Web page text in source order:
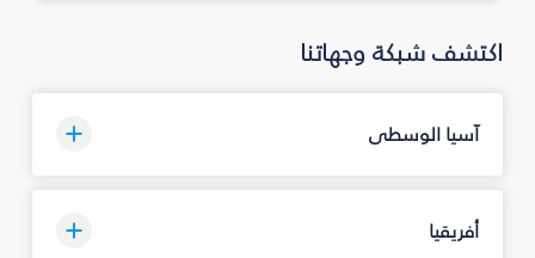
اكتشف شبكة وجهاتنا
آسيا الوسطى
أفريقيا